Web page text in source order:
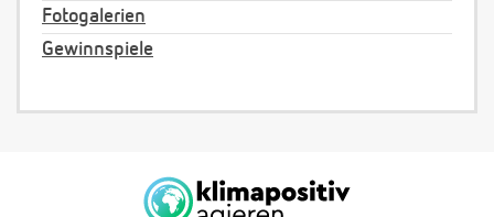
Fotogalerien
Gewinnspiele